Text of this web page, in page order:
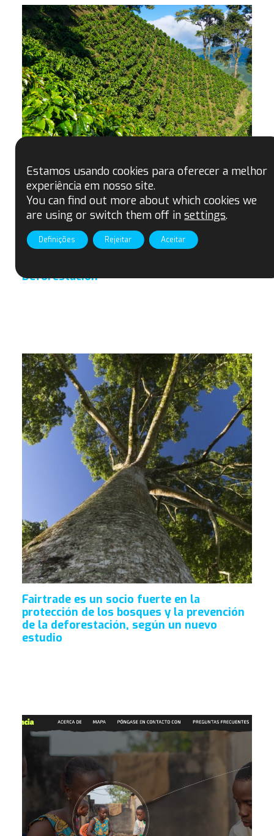
Posición de Fairtrade sobre el reciente
Deforestación
Fairtrade es un socio fuerte en la
protección de los bosques y la prevención
de la deforestación, según un nuevo
estudio
Estamos usando cookies para oferecer a melhor
experiência em nosso site.
You can find out more about which cookies we
are using or switch them off insettings.
Aceitar
Rejeitar
Definições